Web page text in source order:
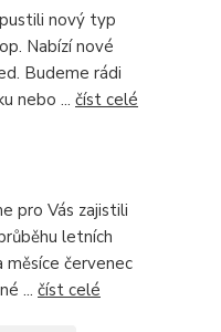
nový typ
Nabízí nové
Budeme rádi
nebo ... číst celé
pro Vás zajistili
letních
měsíce červenec
... číst celé